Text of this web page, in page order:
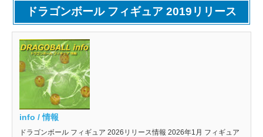
ドラゴンボール フィギュア 2019リリース
info / 情報
ドラゴンボール フィギュア 2026リリース情報 2026年1月 フィギュア